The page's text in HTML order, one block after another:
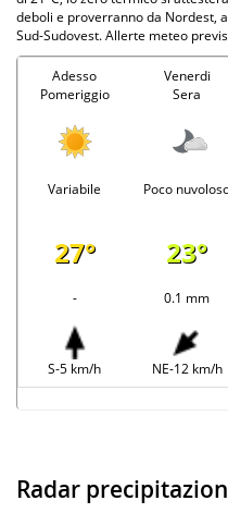
deboli e proverranno da Nordest,
Sud-Sudovest. Allerte meteo
Adesso
Pomeriggio
Venerdi
Sera
Variabile Poco
27° 23°
- 0.1 mm
S-5 km/h NE-12 km/h
Radar